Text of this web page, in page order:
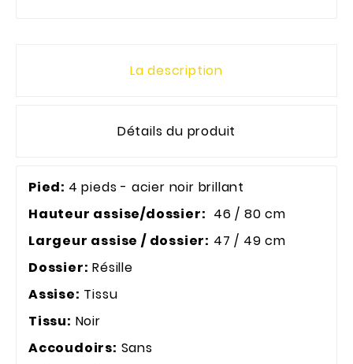
La description
Détails du produit
Pied: 4 pieds - acier noir brillant
Hauteur assise/dossier: 46 / 80 cm
Largeur assise / dossier: 47 / 49 cm
Dossier: Résille
Assise: Tissu
Tissu: Noir
Accoudoirs: Sans